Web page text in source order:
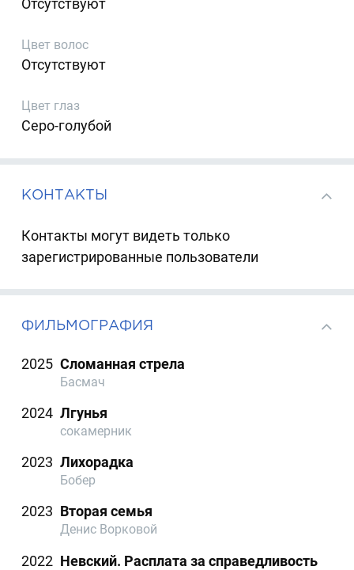
Отсутствуют
Цвет волос
Отсутствуют
Цвет глаз
Серо-голубой
КОНТАКТЫ
Контакты могут видеть только
зарегистрированные пользователи
ФИЛЬМОГРАФИЯ
2025 Сломанная стрела
Басмач
2024 Лгунья
сокамерник
2023 Лихорадка
Бобер
2023 Вторая семья
Денис Ворковой
2022 Невский. Расплата за справедливость